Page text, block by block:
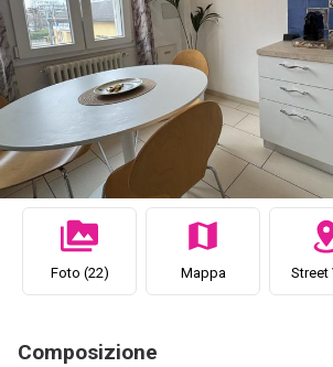
Foto (22) Mappa Street
Composizione